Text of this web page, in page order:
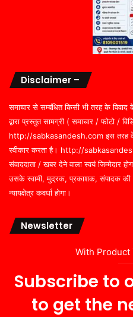
Disclaimer –
समाचार से सम्बंधित किसी भी तरह के
द्वारा प्रस्तुत सामग्री ( समाचार / फोटो /
http://sabkasandesh.com इस तरह के
स्वीकार करता है। http://
संवाददाता / खबर देने वाला स्वयं
उसके स्वामी, मुद्रक, प्रकाशक, संपादक की
न्यायक्षेत्र कवर्धा होगा।
Newsletter
With Product
Subscribe to
to get the